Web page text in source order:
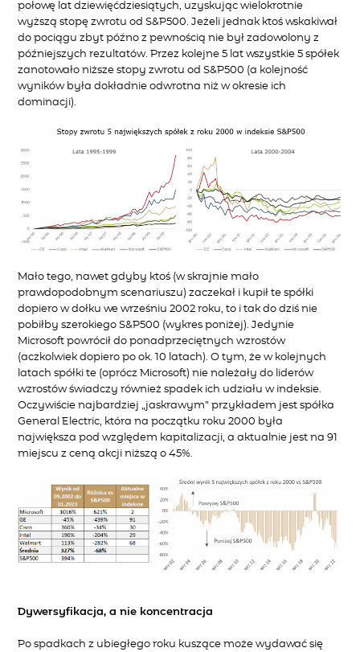
połowę lat dziewięćdziesiątych, uzyskując wielokrotnie
wyższą stopę zwrotu od S&P500. Jeżeli jednak ktoś wskakiwał
do pociągu zbyt późno z pewnością nie był zadowolony z
późniejszych rezultatów. Przez kolejne 5 lat wszystkie 5 spółek
zanotowało niższe stopy zwrotu od S&P500 (a kolejność
wyników była dokładnie odwrotna niż w okresie ich
dominacji).
Mało tego, nawet gdyby ktoś (w skrajnie mało
prawdopodobnym scenariuszu) zaczekał i kupił te spółki
dopiero w dołku we wrześniu 2002 roku, to i tak do dziś nie
pobiłby szerokiego S&P500 (wykres poniżej). Jedynie
Microsoft powrócił do ponadprzeciętnych wzrostów
(aczkolwiek dopiero po ok. 10 latach). O tym, że w kolejnych
latach spółki te (oprócz Microsoft) nie należały do liderów
wzrostów świadczy również spadek ich udziału w indeksie.
Oczywiście najbardziej „jaskrawym” przykładem jest spółka
General Electric, która na początku roku 2000 była
największa pod względem kapitalizacji, a aktualnie jest na 91
miejscu z ceną akcji niższą o 45%.
Dywersyfikacja, a nie koncentracja
Po spadkach z ubiegłego roku kuszące może wydawać się